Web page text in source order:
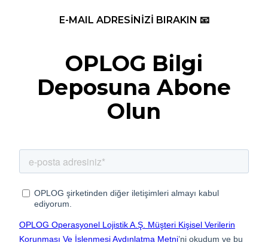
E-MAIL ADRESİNİZİ BIRAKIN 📧
OPLOG Bilgi
Deposuna Abone
Olun